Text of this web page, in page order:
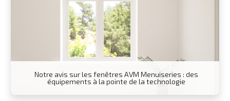
Notre avis sur les fenêtres AVM Menuiseries : des
équipements à la pointe de la technologie